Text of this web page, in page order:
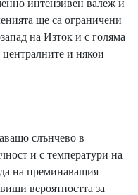
интензивен валеж и
ще са ограничени
на Изток и с голяма
и някои
слънчево в
и с температури на
на преминаващия
вероятността за